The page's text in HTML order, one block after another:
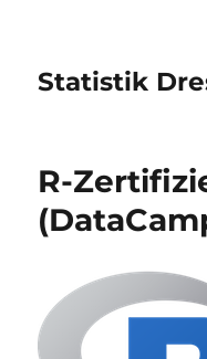
Statistik
R-